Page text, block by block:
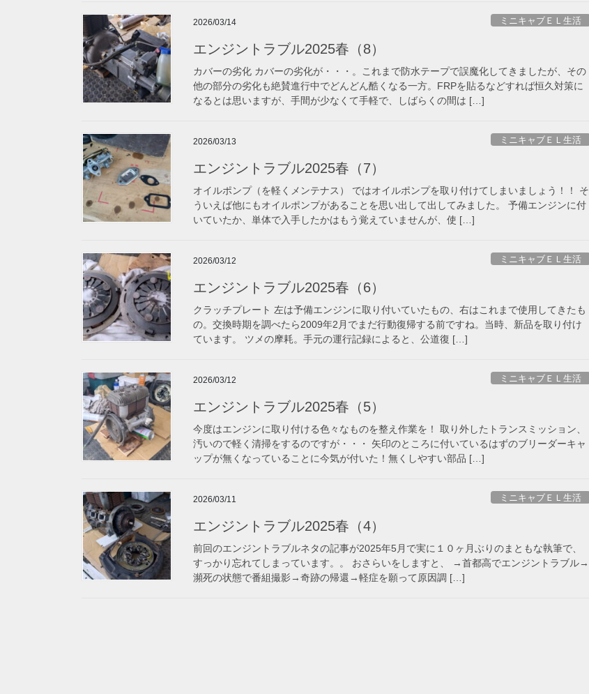
2026/03/14 ミニキャブＥＬ生活
エンジントラブル2025春（8）
カバーの劣化 カバーの劣化が・・・。これまで防水テープで誤魔化してきましたが、その
他の部分の劣化も絶賛進行中でどんどん酷くなる一方。FRPを貼るなどすれば恒久対策に
なるとは思いますが、手間が少なくて手軽で、しばらくの間は […]
2026/03/13 ミニキャブＥＬ生活
エンジントラブル2025春（7）
オイルポンプ（を軽くメンテナス） ではオイルポンプを取り付けてしまいましょう！！ そ
ういえば他にもオイルポンプがあることを思い出して出してみました。 予備エンジンに付
いていたか、単体で入手したかはもう覚えていませんが、使 […]
2026/03/12 ミニキャブＥＬ生活
エンジントラブル2025春（6）
クラッチプレート 左は予備エンジンに取り付いていたもの、右はこれまで使用してきたも
の。交換時期を調べたら2009年2月でまだ行動復帰する前ですね。当時、新品を取り付け
ています。 ツメの摩耗。手元の運行記録によると、公道復 […]
2026/03/12 ミニキャブＥＬ生活
エンジントラブル2025春（5）
今度はエンジンに取り付ける色々なものを整え作業を！ 取り外したトランスミッション、
汚いので軽く清掃をするのですが・・・ 矢印のところに付いているはずのブリーダーキャ
ップが無くなっていることに今気が付いた！無くしやすい部品 […]
2026/03/11 ミニキャブＥＬ生活
エンジントラブル2025春（4）
前回のエンジントラブルネタの記事が2025年5月で実に１０ヶ月ぶりのまともな執筆で、
すっかり忘れてしまっています。。 おさらいをしますと、 →首都高でエンジントラブル→
瀕死の状態で番組撮影→奇跡の帰還→軽症を願って原因調 […]